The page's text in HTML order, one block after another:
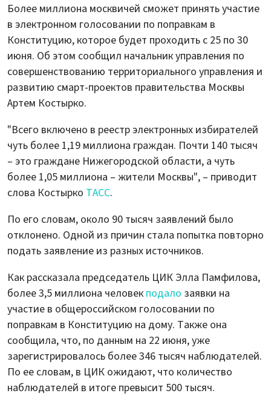
Более миллиона москвичей сможет принять участие
в электронном голосовании по поправкам в
Конституцию, которое будет проходить с 25 по 30
июня. Об этом сообщил начальник управления по
совершенствованию территориального управления и
развитию смарт-проектов правительства Москвы
Артем Костырко.
"Всего включено в реестр электронных избирателей
чуть более 1,19 миллиона граждан. Почти 140 тысяч
– это граждане Нижегородской области, а чуть
более 1,05 миллиона – жители Москвы", – приводит
слова Костырко ТАСС.
По его словам, около 90 тысяч заявлений было
отклонено. Одной из причин стала попытка повторно
подать заявление из разных источников.
Как рассказала председатель ЦИК Элла Памфилова,
более 3,5 миллиона человек подало заявки на
участие в общероссийском голосовании по
поправкам в Конституцию на дому. Также она
сообщила, что, по данным на 22 июня, уже
зарегистрировалось более 346 тысяч наблюдателей.
По ее словам, в ЦИК ожидают, что количество
наблюдателей в итоге превысит 500 тысяч.